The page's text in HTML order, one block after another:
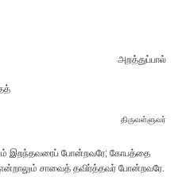
அறத்துப்பால்
திருவள்ளுவர்
இறந்தவரைப் போன்றவரே; கோபத்தை
சாவைத் தவிர்த்தவர் போன்றவரே.